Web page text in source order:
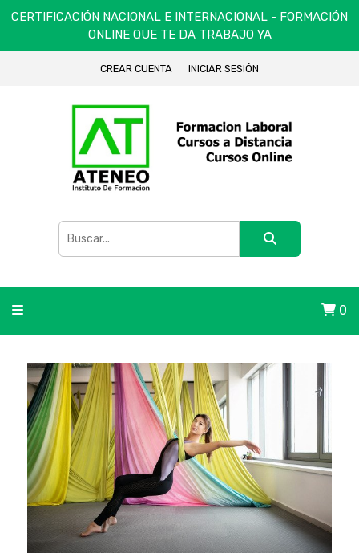
CERTIFICACIÓN NACIONAL E INTERNACIONAL - FORMACIÓN
ONLINE QUE TE DA TRABAJO YA
CREAR CUENTA INICIAR SESIÓN
0